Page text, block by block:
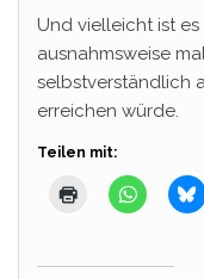
Und vielleicht ist
ausnahmsweise
selbstverständlich
erreichen würde.
Teilen mit: